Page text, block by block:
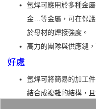
氬焊可應用於多種金
金…等金屬，可在保
於母材的焊接強度。
高力的團隊與供應鏈
好處
氬焊可將簡易的加工
結合成複雜的結構，